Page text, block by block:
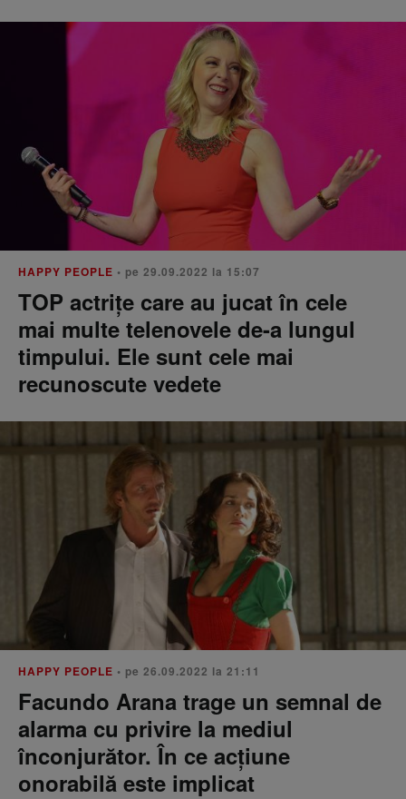
HAPPY PEOPLE • pe 29.09.2022 la 15:07
TOP actrițe care au jucat în cele
mai multe telenovele de-a lungul
timpului. Ele sunt cele mai
recunoscute vedete
HAPPY PEOPLE • pe 26.09.2022 la 21:11
Facundo Arana trage un semnal de
alarma cu privire la mediul
înconjurător. În ce acțiune
onorabilă este implicat